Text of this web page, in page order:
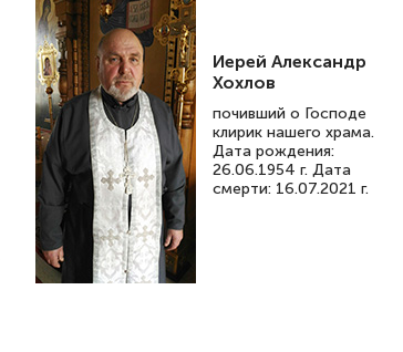
Иерей Александр
Хохлов
почивший о Господе
клирик нашего храма.
Дата рождения:
26.06.1954 г. Дата
смерти: 16.07.2021 г.